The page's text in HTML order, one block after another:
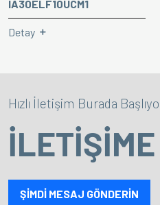
IA30ELF10UCM1
Detay
Hızlı İletişim Burada
İLETİŞİME
ŞİMDİ MESAJ GÖNDERİN